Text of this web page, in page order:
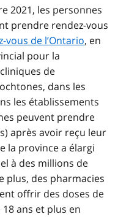
2021, les personnes
prendre rendez-vous
de l’Ontario, en
pour la
de
dans les
les établissements
peuvent prendre
après avoir reçu leur
la province a élargi
à des millions de
plus, des pharmacies
offrir des doses de
ans et plus en